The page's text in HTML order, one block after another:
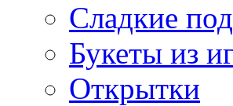
Сладкие
Букеты из
Открытки